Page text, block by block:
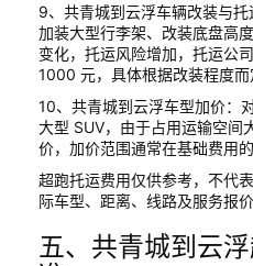
9、共青城到云浮车辆改装与
加装大型行李架、改装底盘高
变化，托运风险增加，托运公
1000 元，具体根据改装程度而
10、共青城到云浮车型加价：
大型 SUV，由于占用运输空间
价，加价范围通常在基础费用
超跑托运费用仅供参考，不代
际车型、距离、线路及服务报价
五、共青城到云